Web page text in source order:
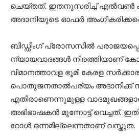
ചെയ്തത്. ഇതനുസരിച്ച് എല്‍വണ്‍
അദാനിയുടെ ഓഫര്‍
ബിഡ്ഡിംഗ് പ്രോസസില്‍
ന്യായവാദങ്ങള്‍ നിരത്തിയാണ്
വിമാനത്താവള ഭൂമി കേരള
പൊതുജനതാല്‍പര്യം അദാനിക്ക്
എതിരാണെന്നുമുള്ള
അഭിഭാഷകന്‍ മുന്നോട്ട് വെച്ചത്.
റോള്‍ ഒന്നമില്ലെന്നതാണ് വസ്തുത.